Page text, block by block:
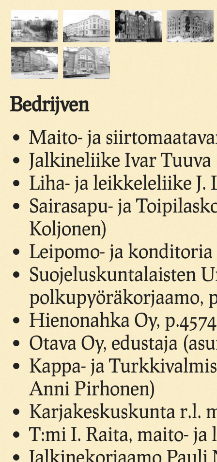
Bedrijven
Maito- ja
Jalkineliike Ivar Tuuva
Liha- ja leikkeleliike J.
Sairasapu- ja
Koljonen)
Leipomo- ja konditoria
Suojeluskuntalaisten
polkupyöräkorjaamo,
Hienonahka Oy, p.4574
Otava Oy, edustaja
Kappa- ja
Anni Pirhonen)
Karjakeskuskunta r.l.
T:mi I. Raita, maito- ja
Jalkinekorjaamo Pauli